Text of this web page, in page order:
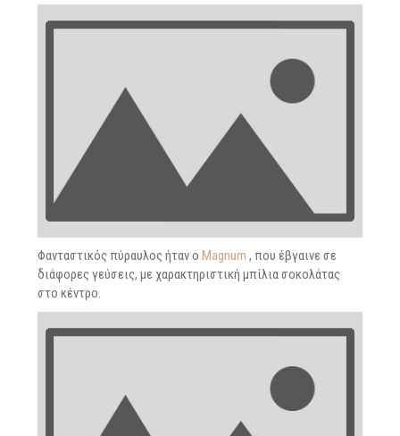
Φανταστικός πύραυλος ήταν ο Magnum , που έβγαινε σε
διάφορες γεύσεις, με χαρακτηριστική μπίλια σοκολάτας
στο κέντρο.